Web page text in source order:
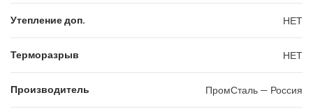
Утепление доп. НЕТ
Терморазрыв НЕТ
Производитель ПромСталь — Россия